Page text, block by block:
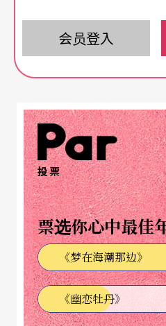
一届的「亚太文化之都」
台湾都会间的文化发展差异
其实，台湾每个县市都会
的共识，也有为保存本土
而，在一次次所谓的国际
之都」的「文化博览会」
际性交流与影响？同时，
术大学主办的「亚太传统
「亚太文化观点」立下具
光的「亚太文化合作会议
国际都会之间的具体交流
会员登入
投票
票选你心中最佳
《梦在海潮那边》
《幽恋牡丹》